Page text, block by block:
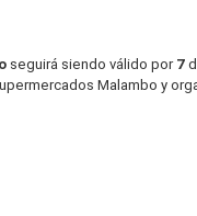
seguirá siendo válido por 7
Malambo y